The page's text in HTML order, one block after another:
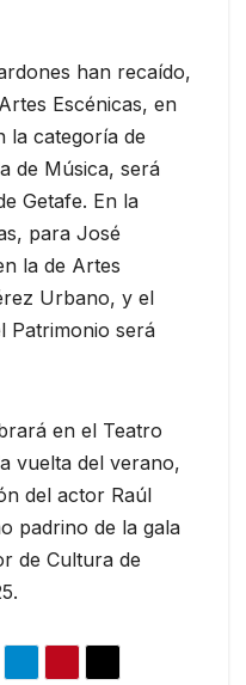
han recaído,
Escénicas, en
la categoría de
de Música, será
Getafe. En la
para José
la de Artes
Urbano, y el
Patrimonio será
en el Teatro
vuelta del verano,
del actor Raúl
padrino de la gala
de Cultura de